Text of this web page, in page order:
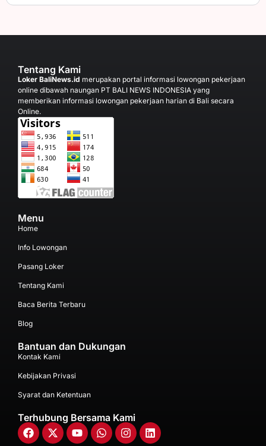
Tentang Kami
Loker BaliNews.id merupakan portal informasi lowongan pekerjaan
online dibawah naungan PT BALI NEWS INDONESIA yang
memberikan informasi lowongan pekerjaan harian di Bali secara
Online.
Menu
Home
Info Lowongan
Pasang Loker
Tentang Kami
Baca Berita Terbaru
Blog
Bantuan dan Dukungan
Kontak Kami
Kebijakan Privasi
Syarat dan Ketentuan
Terhubung Bersama Kami